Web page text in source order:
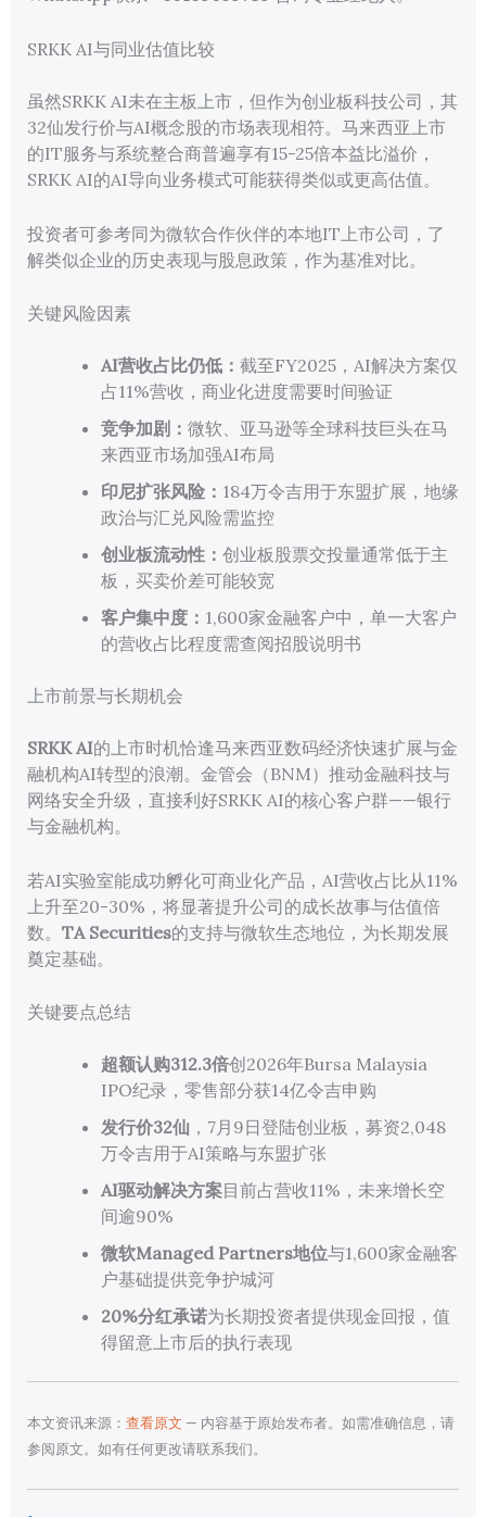
SRKK AI与同业估值比较
虽然SRKK AI未在主板上市，但作为创业板科技公司，其
32仙发行价与AI概念股的市场表现相符。马来西亚上市
的IT服务与系统整合商普遍享有15-25倍本益比溢价，
SRKK AI的AI导向业务模式可能获得类似或更高估值。
投资者可参考同为微软合作伙伴的本地IT上市公司，了
解类似企业的历史表现与股息政策，作为基准对比。
关键风险因素
AI营收占比仍低： 截至FY2025，AI解决方案仅
占11%营收，商业化进度需要时间验证
竞争加剧： 微软、亚马逊等全球科技巨头在马
来西亚市场加强AI布局
印尼扩张风险： 184万令吉用于东盟扩展，地缘
政治与汇兑风险需监控
创业板流动性： 创业板股票交投量通常低于主
板，买卖价差可能较宽
客户集中度： 1,600家金融客户中，单一大客户
的营收占比程度需查阅招股说明书
上市前景与长期机会
SRKK AI的上市时机恰逢马来西亚数码经济快速扩展与金
融机构AI转型的浪潮。金管会（BNM）推动金融科技与
网络安全升级，直接利好SRKK AI的核心客户群——银行
与金融机构。
若AI实验室能成功孵化可商业化产品，AI营收占比从11%
上升至20-30%，将显著提升公司的成长故事与估值倍
数。 TA Securities的支持与微软生态地位，为长期发展
奠定基础。
关键要点总结
超额认购312.3倍创2026年Bursa Malaysia
IPO纪录，零售部分获14亿令吉申购
发行价32仙 ，7月9日登陆创业板，募资2,048
万令吉用于AI策略与东盟扩张
AI驱动解决方案目前占营收11%，未来增长空
间逾90%
微软Managed Partners地位与1,600家金融客
户基础提供竞争护城河
20%分红承诺为长期投资者提供现金回报，值
得留意上市后的执行表现
本文资讯来源： 查看原文 — 内容基于原始发布者。如需准确信息，请
参阅原文。如有任何更改请联系我们。